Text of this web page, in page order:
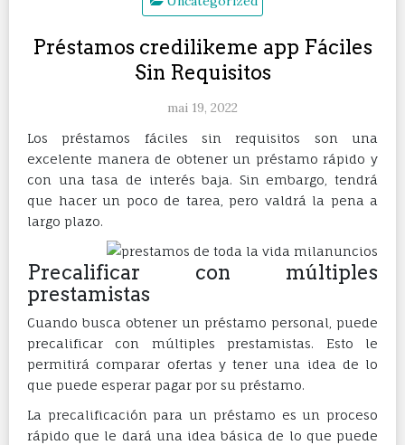
Préstamos credilikeme app Fáciles
Sin Requisitos
mai 19, 2022
Los préstamos fáciles sin requisitos son una
excelente manera de obtener un préstamo rápido y
con una tasa de interés baja. Sin embargo, tendrá
que hacer un poco de tarea, pero valdrá la pena a
largo plazo.
Precalificar con múltiples
prestamistas
Cuando busca obtener un préstamo personal, puede
precalificar con múltiples prestamistas. Esto le
permitirá comparar ofertas y tener una idea de lo
que puede esperar pagar por su préstamo.
La precalificación para un préstamo es un proceso
rápido que le dará una idea básica de lo que puede